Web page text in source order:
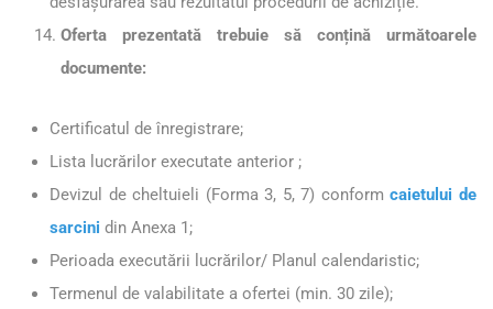
Oferta prezentată trebuie să conțină următoarele
documente:
Certificatul de înregistrare;
Lista lucrărilor executate anterior ;
Devizul de cheltuieli (Forma 3, 5, 7) conformcaietului de
sarcini din Anexa 1;
Perioada executării lucrărilor/ Planul calendaristic;
Termenul de valabilitate a ofertei (min. 30 zile);